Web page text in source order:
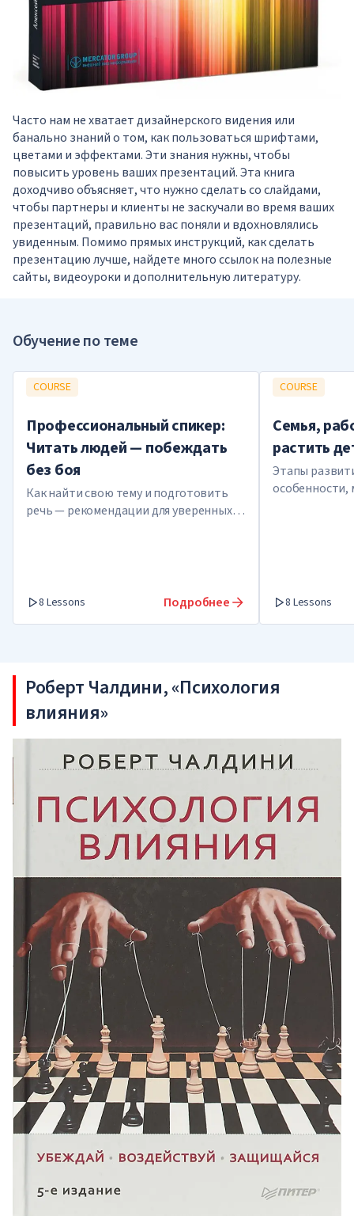
Часто нам не хватает дизайнерского видения или
банально знаний о том, как пользоваться шрифтами,
цветами и эффектами. Эти знания нужны, чтобы
повысить уровень ваших презентаций. Эта книга
доходчиво объясняет, что нужно сделать со слайдами,
чтобы партнеры и клиенты не заскучали во время ваших
презентаций, правильно вас поняли и вдохновлялись
увиденным. Помимо прямых инструкций, как сделать
презентацию лучше, найдете много ссылок на полезные
сайты, видеоуроки и дополнительную литературу.
Обучение по теме
COURSE
Профессиональный спикер:
Читать людей — побеждать
без боя
Как найти свою тему и подготовить
речь — рекомендации для уверенных
8 Lessons Подробнее
COURSE
Семья,
растить
Этапы
8 Lessons
Роберт Чалдини, «Психология
влияния»